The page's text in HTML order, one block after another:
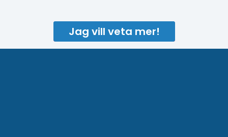
Jag vill veta mer!